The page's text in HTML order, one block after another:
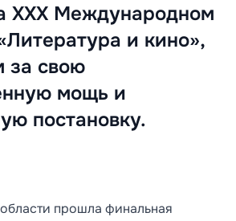
XXX Международном
и кино»,
за свою
мощь и
постановку.
прошла финальная